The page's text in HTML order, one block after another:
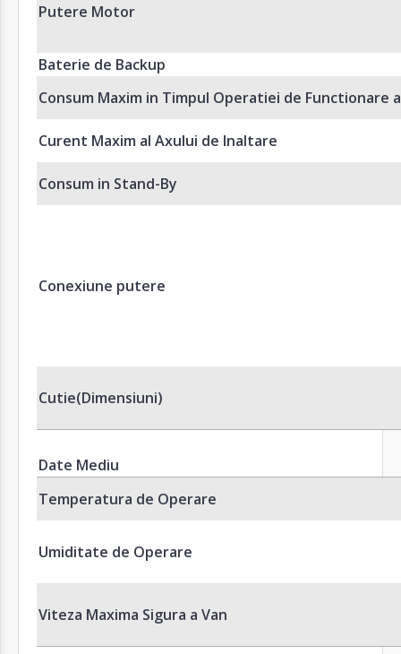
Putere Motor
Baterie de Backup
Consum Maxim in Timpul Operatiei de Functionare
Curent Maxim al Axului de Inaltare
Consum in Stand-By
Conexiune putere
Cutie(Dimensiuni)
Date Mediu
Temperatura de Operare
Umiditate de Operare
Viteza Maxima Sigura a Van